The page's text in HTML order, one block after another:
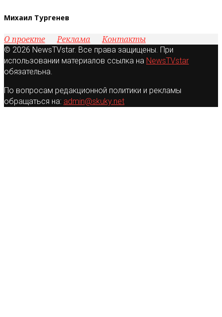
Михаил Тургенев
О проекте Реклама Контакты
© 2026 NewsTVstar. Все права защищены. При
использовании материалов ссылка на NewsTVstar
обязательна.
По вопросам редакционной политики и рекламы
обращаться на: admin@skuky.net